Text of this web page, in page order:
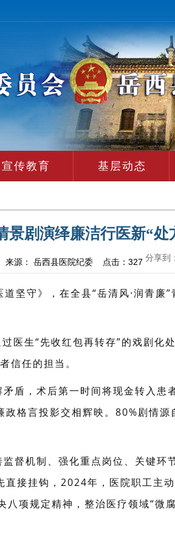
宣传教育 基层动态
景剧演绎廉洁行医新“处
源： 岳西县医院纪委 点击： 327 分享到：
坚守》，在全县“岳清风·润青廉
医生“先收红包再转存”的戏剧化
信任的担当。
盾，术后第一时间将现金转入患
格言投影交相辉映。80%剧情源
督机制、强化重点岗位、关键环
接挂钩，2024年，医院职工主
项规定精神，整治医疗领域“微腐